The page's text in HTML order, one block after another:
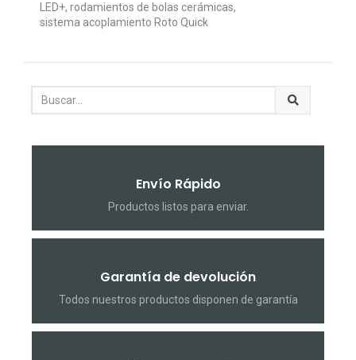
LED+, rodamientos de bolas cerámicas,
sistema acoplamiento Roto Quick
Envío Rápido
Productos listos para enviar.
Garantía de devolución
Todos nuestros productos disponen de garantía